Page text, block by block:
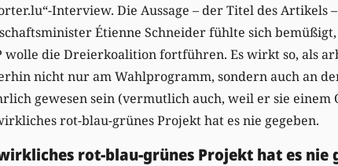
Interview. Die Aussage – der Titel des Artikels
Étienne Schneider fühlte sich
wolle die Dreierkoalition fortführen. Es wirkt so, als
nicht nur am Wahlprogramm, sondern auch an
gewesen sein (vermutlich auch, weil er sie
rot-blau-grünes Projekt hat es nie gegeben.
rot-blau-grünes Projekt hat es nie